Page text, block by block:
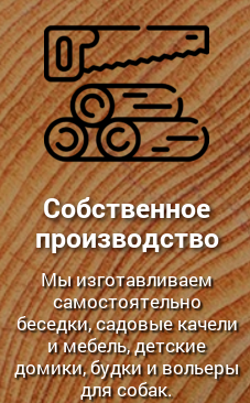
Собственное
производство
Мы изготавливаем
самостоятельно
беседки, садовые качели
и мебель, детские
домики, будки и вольеры
для собак.